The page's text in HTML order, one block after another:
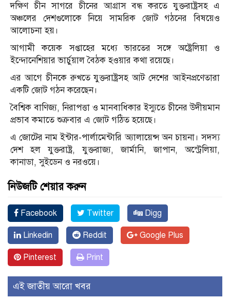
দক্ষিণ চীন সাগরে চীনের আগ্রাস বন্ধ করতে যুক্তরাষ্ট্রসহ এ
অঞ্চলের দেশগুলোকে নিয়ে সামরিক জোট গঠনের বিষয়েও
আলোচনা হয়।
আগামী কয়েক সপ্তাহের মধ্যে ভারতের সঙ্গে অষ্ট্রেলিয়া ও
ইন্দোনেশিয়ার ভার্চুয়াল বৈঠক হওয়ার কথা রয়েছে।
এর আগে চীনকে রুখতে যুক্তরাষ্ট্রসহ আট দেশের আইনপ্রণেতারা
একটি জোট গঠন করেছেন।
বৈশ্বিক বাণিজ্য, নিরাপত্তা ও মানবাধিকার ইস্যুতে চীনের উদীয়মান
প্রভাব কমাতে শুক্রবার এ জোট গঠিত হয়েছে।
এ জোটের নাম ইন্টার-পার্লামেন্টারি অ্যালায়েন্স অন চায়না। সদস্য
দেশ হল যুক্তরাষ্ট্র, যুক্তরাজ্য, জার্মানি, জাপান, অস্ট্রেলিয়া,
কানাডা, সুইডেন ও নরওয়ে।
নিউজটি শেয়ার করুন
Facebook Twitter Digg
Linkedin Reddit Google Plus
Pinterest Print
এই জাতীয় আরো খবর